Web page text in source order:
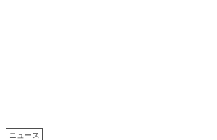
ニュース